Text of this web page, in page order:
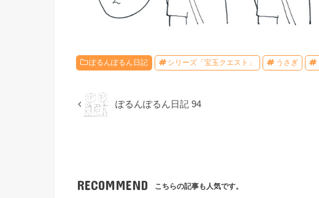
ぽるんぽるん日記 シリーズ「宝玉クエスト」 うさぎ
ぽるんぽるん日記 94
RECOMMEND こちらの記事も人気です。